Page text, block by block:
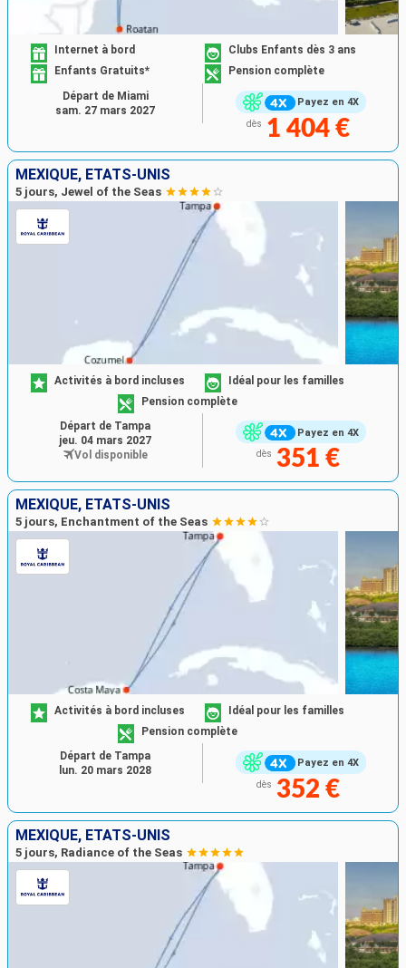
Payez en 4X
Internet à bord
Clubs Enfants dès 3 ans
Enfants Gratuits*
Pension complète
dès 1 404 €
Départ de Miami
sam. 27 mars 2027
MEXIQUE, ÉTATS-UNIS
5 jours, Jewel of the Seas
Payez en 4X
Activités à bord incluses
Idéal pour les familles
Pension complète
dès 351 €
Départ de Tampa
jeu. 04 mars 2027
Vol disponible
MEXIQUE, ÉTATS-UNIS
5 jours, Enchantment of the Seas
Payez en 4X
Activités à bord incluses
Idéal pour les familles
Pension complète
dès 352 €
Départ de Tampa
lun. 20 mars 2028
MEXIQUE, ÉTATS-UNIS
5 jours, Radiance of the Seas